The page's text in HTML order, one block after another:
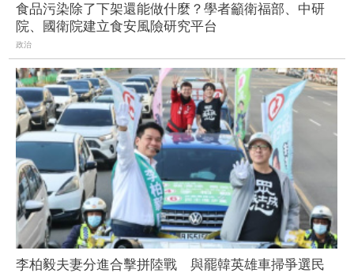
食品污染除了下架還能做什麼？學者籲衛福部、中研
院、國衛院建立食安風險研究平台
政治
李柏毅夫妻分進合擊拼陸戰 與罷韓英雄車掃爭選民